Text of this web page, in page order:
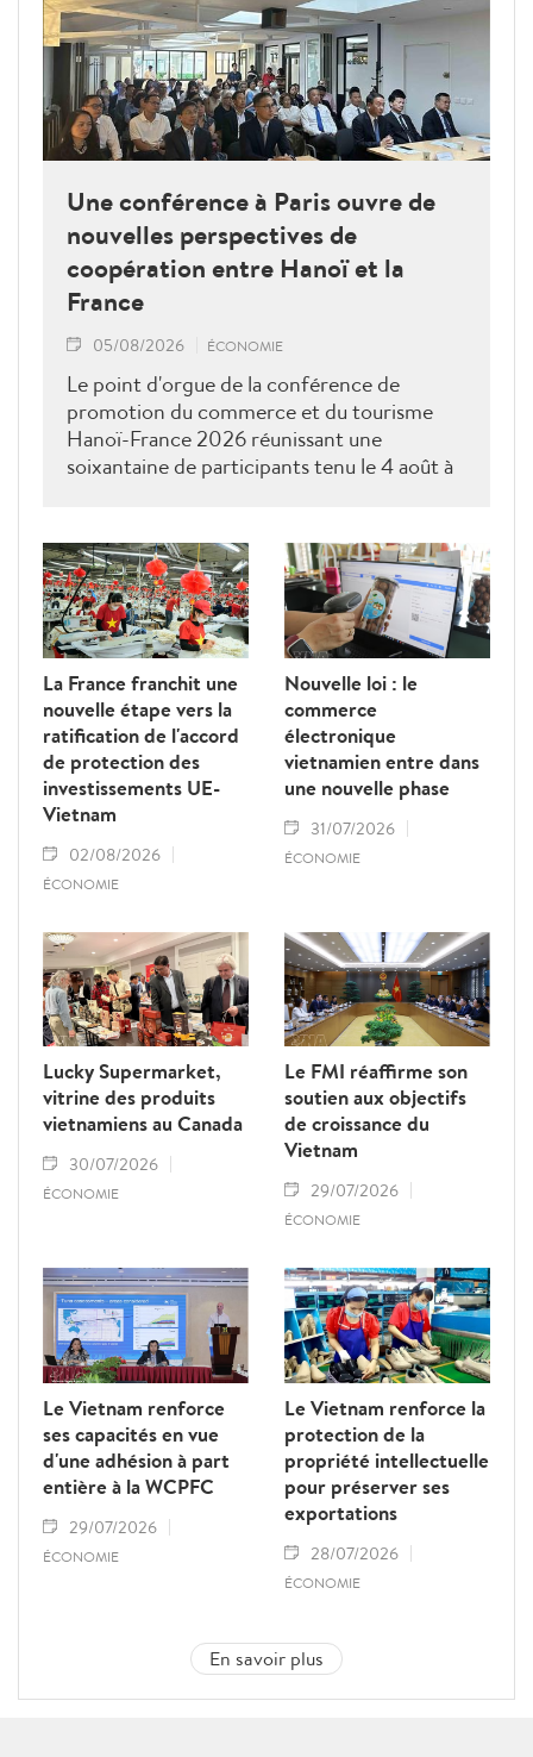
Une conférence à Paris ouvre de
nouvelles perspectives de
coopération entre Hanoï et la
France
05/08/2026 ÉCONOMIE
Le point d'orgue de la conférence de
promotion du commerce et du tourisme
Hanoï-France 2026 réunissant une
soixantaine de participants tenu le 4 août à
les entreprises ainsi que les associations
françaises.
La France franchit une
nouvelle étape vers la
ratification de l'accord
de protection des
investissements UE-
Vietnam
02/08/2026
ÉCONOMIE
Nouvelle loi : le
commerce
électronique
vietnamien entre dans
une nouvelle phase
31/07/2026
ÉCONOMIE
Lucky Supermarket,
vitrine des produits
vietnamiens au Canada
30/07/2026
ÉCONOMIE
Le FMI réaffirme son
soutien aux objectifs
de croissance du
Vietnam
29/07/2026
ÉCONOMIE
Le Vietnam renforce
ses capacités en vue
d'une adhésion à part
entière à la WCPFC
29/07/2026
ÉCONOMIE
Le Vietnam renforce la
protection de la
propriété intellectuelle
pour préserver ses
exportations
28/07/2026
ÉCONOMIE
En savoir plus